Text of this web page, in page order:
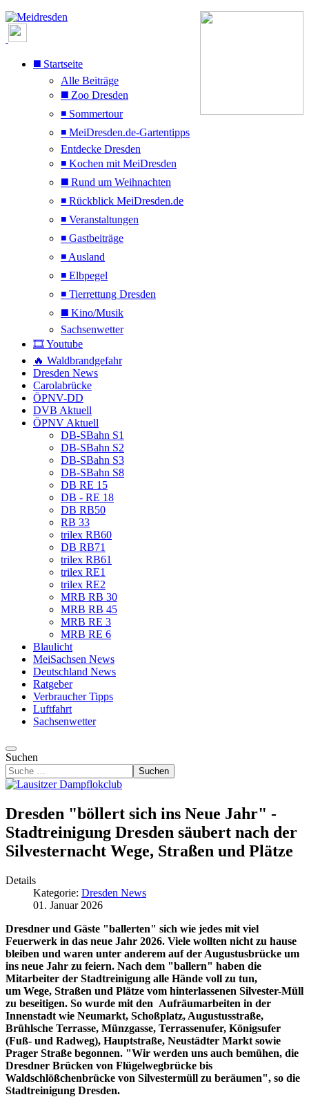
◼️ Startseite
Alle Beiträge
◼️ Zoo Dresden
◾ Sommertour
◾ MeiDresden.de-Gartentipps
Entdecke Dresden
◾ Kochen mit MeiDresden
◼️ Rund um Weihnachten
◾ Rückblick MeiDresden.de
◾ Veranstaltungen
◾ Gastbeiträge
◾ Ausland
◾ Elbpegel
◾ Tierrettung Dresden
◼️ Kino/Musik
Sachsenwetter
🎞️ Youtube
🔥 Waldbrandgefahr
Dresden News
Carolabrücke
ÖPNV-DD
DVB Aktuell
ÖPNV Aktuell
DB-SBahn S1
DB-SBahn S2
DB-SBahn S3
DB-SBahn S8
DB RE 15
DB - RE 18
DB RB50
RB 33
trilex RB60
DB RB71
trilex RB61
trilex RE1
trilex RE2
MRB RB 30
MRB RB 45
MRB RE 3
MRB RE 6
Blaulicht
MeiSachsen News
Deutschland News
Ratgeber
Verbraucher Tipps
Luftfahrt
Sachsenwetter
Suchen
Suchen
Dresden "böllert sich ins Neue Jahr" -
Stadtreinigung Dresden säubert nach der
Silvesternacht Wege, Straßen und Plätze
Details
Kategorie: Dresden News
01. Januar 2026
Dresdner und Gäste "ballerten" sich wie jedes mit viel
Feuerwerk in das neue Jahr 2026. Viele wollten nicht zu hause
bleiben und waren unter anderem auf der Augustusbrücke um
ins neue Jahr zu feiern. Nach dem "ballern" haben die
Mitarbeiter der Stadtreinigung alle Hände voll zu tun,
um Wege, Straßen und Plätze vom hinterlassenen Silvester-Müll
zu beseitigen. So wurde mit den Aufräumarbeiten in der
Innenstadt wie Neumarkt, Schoßplatz, Augustusstraße,
Brühlsche Terrasse, Münzgasse, Terrassenufer, Königsufer
(Fuß- und Radweg), Hauptstraße, Neustädter Markt sowie
Prager Straße begonnen. "Wir werden uns auch bemühen, die
Dresdner Brücken von Flügelwegbrücke bis
Waldschlößchenbrücke von Silvestermüll zu beräumen", so die
Stadtreinigung Dresden.